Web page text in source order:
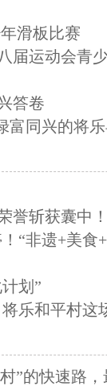
滑板比赛
届运动会青
答卷
同兴的将
誉斩获囊中
“非遗+美食
划”
乐和平村这
”的快速路